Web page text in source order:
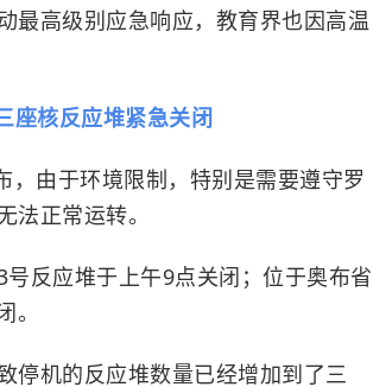
最高级别应急响应，教育界也因高温
座核反应堆紧急关闭
，由于环境限制，特别是需要遵守罗
法正常运转。
反应堆于上午9点关闭；位于奥布省
停机的反应堆数量已经增加到了三